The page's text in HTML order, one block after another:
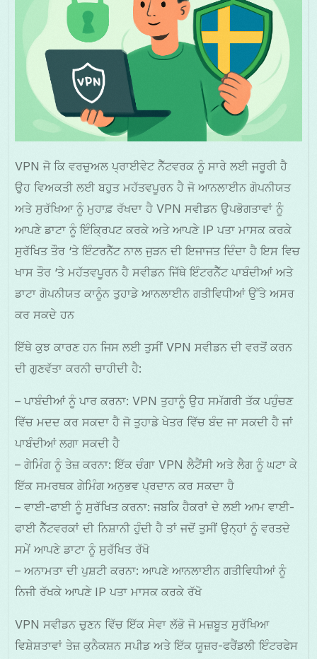
VPN ਜੋ ਕਿ ਵਰਚੁਅਲ ਪ੍ਰਾਈਵੇਟ ਨੈੱਟਵਰਕ ਨੂੰ ਸਾਰੇ ਲਈ ਜਰੂਰੀ ਹੈ
ਉਹ ਵਿਅਕਤੀ ਲਈ ਬਹੁਤ ਮਹੱਤਵਪੂਰਨ ਹੈ ਜੋ ਆਨਲਾਈਨ ਗੋਪਨੀਯਤ
ਅਤੇ ਸੁਰੱਖਿਆ ਨੂੰ ਮੁਹਾਫ਼ ਰੱਖਦਾ ਹੈ VPN ਸਵੀਡਨ ਉਪਭੋਗਤਾਵਾਂ ਨੂੰ
ਆਪਣੇ ਡਾਟਾ ਨੂੰ ਇੰਕ੍ਰਿਪਟ ਕਰਕੇ ਅਤੇ ਆਪਣੇ IP ਪਤਾ ਮਾਸਕ ਕਰਕੇ
ਸੁਰੱਖਿਤ ਤੌਰ ‘ਤੇ ਇੰਟਰਨੈੱਟ ਨਾਲ ਜੁੜਨ ਦੀ ਇਜਾਜਤ ਦਿੰਦਾ ਹੈ ਇਸ ਵਿਚ
ਖਾਸ ਤੌਰ ‘ਤੇ ਮਹੱਤਵਪੂਰਨ ਹੈ ਸਵੀਡਨ ਜਿੱਥੇ ਇੰਟਰਨੈੱਟ ਪਾਬੰਦੀਆਂ ਅਤੇ
ਡਾਟਾ ਗੋਪਨੀਯਤ ਕਾਨੂੰਨ ਤੁਹਾਡੇ ਆਨਲਾਈਨ ਗਤੀਵਿਧੀਆਂ ਉੱਤੇ ਅਸਰ
ਕਰ ਸਕਦੇ ਹਨ
ਇੱਥੇ ਕੁਝ ਕਾਰਣ ਹਨ ਜਿਸ ਲਈ ਤੁਸੀਂ VPN ਸਵੀਡਨ ਦੀ ਵਰਤੋਂ ਕਰਨ
ਦੀ ਗੁਣਵੱਤਾ ਕਰਨੀ ਚਾਹੀਦੀ ਹੈ:
– ਪਾਬੰਦੀਆਂ ਨੂੰ ਪਾਰ ਕਰਨਾ: VPN ਤੁਹਾਨੂੰ ਉਹ ਸਮੱਗਰੀ ਤੱਕ ਪਹੁੰਚਣ
ਵਿੱਚ ਮਦਦ ਕਰ ਸਕਦਾ ਹੈ ਜੋ ਤੁਹਾਡੇ ਖੇਤਰ ਵਿੱਚ ਬੰਦ ਜਾ ਸਕਦੀ ਹੈ ਜਾਂ
ਪਾਬੰਦੀਆਂ ਲਗਾ ਸਕਦੀ ਹੈ
– ਗੇਮਿੰਗ ਨੂੰ ਤੇਜ਼ ਕਰਨਾ: ਇੱਕ ਚੰਗਾ VPN ਲੈਟੈਂਸੀ ਅਤੇ ਲੈਗ ਨੂੰ ਘਟਾ ਕੇ
ਇੱਕ ਸਮਰਥਕ ਗੇਮਿੰਗ ਅਨੁਭਵ ਪ੍ਰਦਾਨ ਕਰ ਸਕਦਾ ਹੈ
– ਵਾਈ-ਫਾਈ ਨੂੰ ਸੁਰੱਖਿਤ ਕਰਨਾ: ਜਬਕਿ ਹੈਕਰਾਂ ਦੇ ਲਈ ਆਮ ਵਾਈ-
ਫਾਈ ਨੈੱਟਵਰਕਾਂ ਦੀ ਨਿਸ਼ਾਨੀ ਹੁੰਦੀ ਹੈ ਤਾਂ ਜਦੋਂ ਤੁਸੀਂ ਉਨ੍ਹਾਂ ਨੂੰ ਵਰਤਦੇ
ਸਮੇਂ ਆਪਣੇ ਡਾਟਾ ਨੂੰ ਸੁਰੱਖਿਤ ਰੱਖੋ
– ਅਨਾਮਤਾ ਦੀ ਪੁਸ਼ਟੀ ਕਰਨਾ: ਆਪਣੇ ਆਨਲਾਈਨ ਗਤੀਵਿਧੀਆਂ ਨੂੰ
ਨਿਜੀ ਰੱਖਕੇ ਆਪਣੇ IP ਪਤਾ ਮਾਸਕ ਕਰਕੇ ਰੱਖੋ
VPN ਸਵੀਡਨ ਚੁਣਨ ਵਿੱਚ ਇੱਕ ਸੇਵਾ ਲੱਭੋ ਜੋ ਮਜ਼ਬੂਤ ਸੁਰੱਖਿਆ
ਵਿਸ਼ੇਸ਼ਤਾਵਾਂ ਤੇਜ਼ ਕੁਨੈਕਸ਼ਨ ਸਪੀਡ ਅਤੇ ਇੱਕ ਯੂਜ਼ਰ-ਫਰੈਂਡਲੀ ਇੰਟਰਫੇਸ